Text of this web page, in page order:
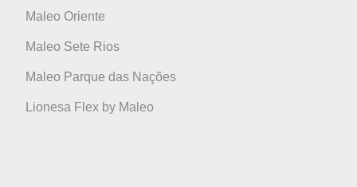
Maleo Oriente
Maleo Sete Rios
Maleo Parque das Nações
Lionesa Flex by Maleo